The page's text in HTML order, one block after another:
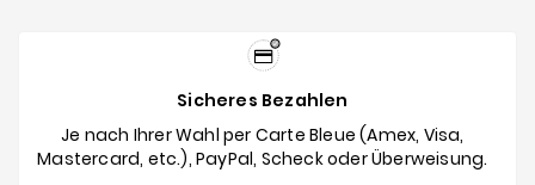
Sicheres Bezahlen
Je nach Ihrer Wahl per Carte Bleue (Amex, Visa,
Mastercard, etc.), PayPal, Scheck oder Überweisung.